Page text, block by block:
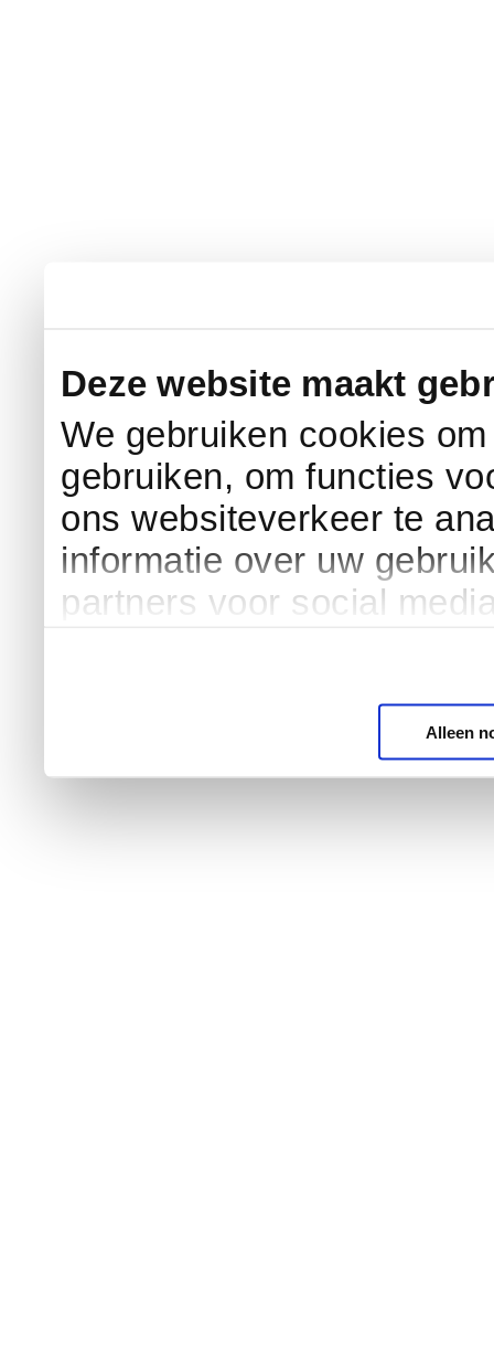
Deze website maakt
We gebruiken cookies
gebruiken, om functies
ons websiteverkeer te
informatie over uw
partners voor social
Alleen